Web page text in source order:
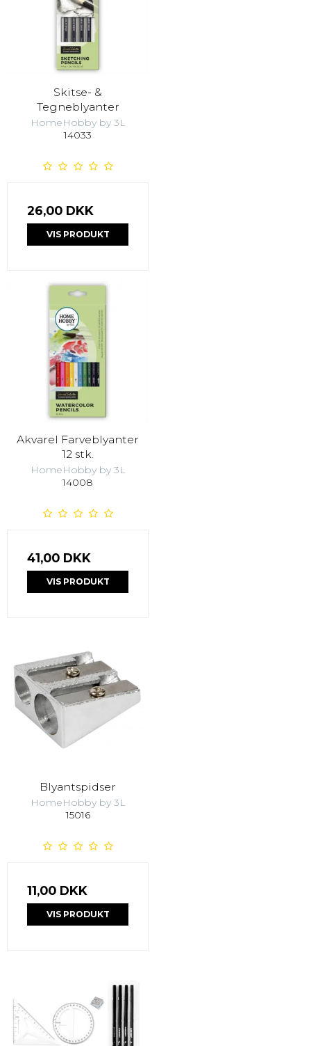
Skitse- &
Tegneblyanter
HomeHobby by 3L
14033
26,00 DKK
VIS PRODUKT
Akvarel Farveblyanter
12 stk.
HomeHobby by 3L
14008
41,00 DKK
VIS PRODUKT
Blyantspidser
HomeHobby by 3L
15016
11,00 DKK
VIS PRODUKT